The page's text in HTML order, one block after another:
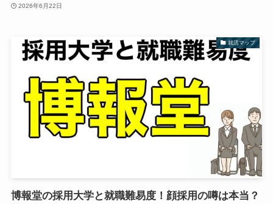
2026年6月22日
就活マップ
博報堂の採用大学と就職難易度！顔採用の噂は本当？